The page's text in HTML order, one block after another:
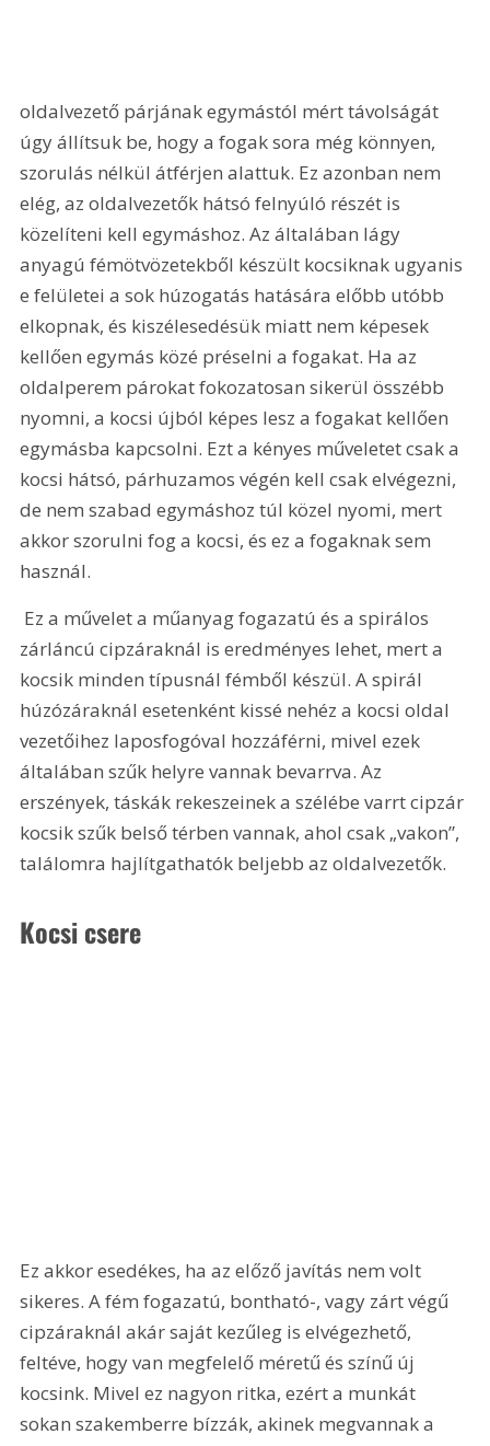
oldalvezető párjának egymástól mért távolságát
úgy állítsuk be, hogy a fogak sora még könnyen,
szorulás nélkül átférjen alattuk. Ez azonban nem
elég, az oldalvezetők hátsó felnyúló részét is
közelíteni kell egymáshoz. Az általában lágy
anyagú fémötvözetekből készült kocsiknak ugyanis
e felületei a sok húzogatás hatására előbb utóbb
elkopnak, és kiszélesedésük miatt nem képesek
kellően egymás közé préselni a fogakat. Ha az
oldalperem párokat fokozatosan sikerül összébb
nyomni, a kocsi újból képes lesz a fogakat kellően
egymásba kapcsolni. Ezt a kényes műveletet csak a
kocsi hátsó, párhuzamos végén kell csak elvégezni,
de nem szabad egymáshoz túl közel nyomi, mert
akkor szorulni fog a kocsi, és ez a fogaknak sem
használ.
zárláncú cipzáraknál is eredményes lehet, mert a
kocsik minden típusnál fémből készül. A spirál
húzózáraknál esetenként kissé nehéz a kocsi oldal
vezetőihez laposfogóval hozzáférni, mivel ezek
általában szűk helyre vannak bevarrva. Az
erszények, táskák rekeszeinek a szélébe varrt cipzár
kocsik szűk belső térben vannak, ahol csak „vakon”,
találomra hajlítgathatók beljebb az oldalvezetők.
Kocsi csere
Ez akkor esedékes, ha az előző javítás nem volt
sikeres. A fém fogazatú, bontható-, vagy zárt végű
cipzáraknál akár saját kezűleg is elvégezhető,
feltéve, hogy van megfelelő méretű és színű új
kocsink. Mivel ez nagyon ritka, ezért a munkát
sokan szakemberre bízzák, akinek megvannak a